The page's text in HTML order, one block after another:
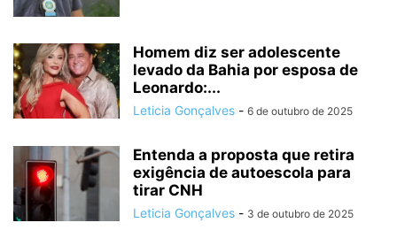
Homem diz ser adolescente
levado da Bahia por esposa de
Leonardo:...
Leticia Gonçalves - 6 de outubro de 2025
Entenda a proposta que retira
exigência de autoescola para
tirar CNH
Leticia Gonçalves - 3 de outubro de 2025